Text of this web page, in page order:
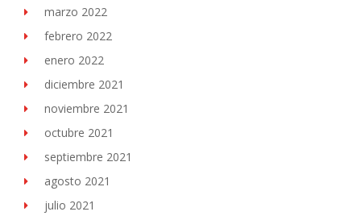
marzo 2022
febrero 2022
enero 2022
diciembre 2021
noviembre 2021
octubre 2021
septiembre 2021
agosto 2021
julio 2021